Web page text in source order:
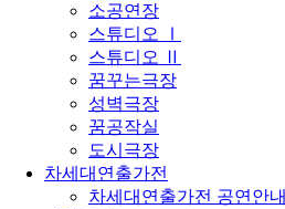
소공연장
스튜디오 Ⅰ
스튜디오 Ⅱ
꿈꾸는극장
성벽극장
꿈공작실
도시극장
차세대연출가전
차세대연출가전 공연안내